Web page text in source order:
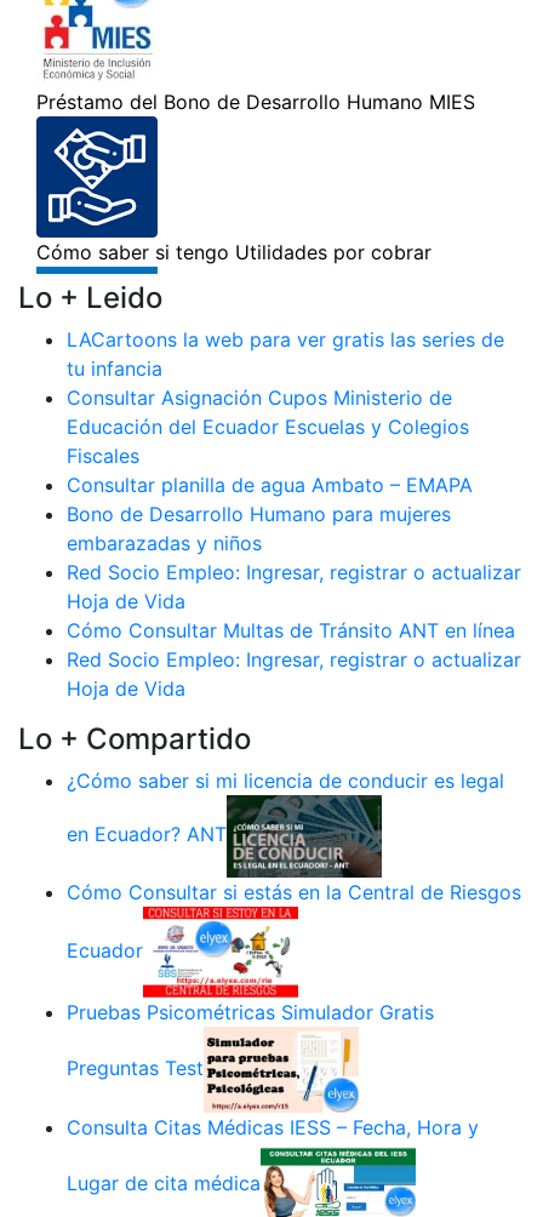
Lo + Leido
LACartoons la web para ver gratis las series de
tu infancia
Consultar Asignación Cupos Ministerio de
Educación del Ecuador Escuelas y Colegios
Fiscales
Consultar planilla de agua Ambato – EMAPA
Bono de Desarrollo Humano para mujeres
embarazadas y niños
Red Socio Empleo: Ingresar, registrar o actualizar
Hoja de Vida
Cómo Consultar Multas de Tránsito ANT en línea
Red Socio Empleo: Ingresar, registrar o actualizar
Hoja de Vida
Lo + Compartido
¿Cómo saber si mi licencia de conducir es legal
en Ecuador? ANT
Cómo Consultar si estás en la Central de Riesgos
Ecuador
Pruebas Psicométricas Simulador Gratis
Preguntas Test
Consulta Citas Médicas IESS – Fecha, Hora y
Lugar de cita médica